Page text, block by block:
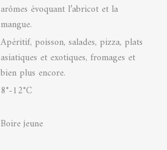
arômes évoquant l’abricot et la
mangue.
Apéritif, poisson, salades, pizza, plats
asiatiques et exotiques, fromages et
bien plus encore.
8°-12°C
Boire jeune